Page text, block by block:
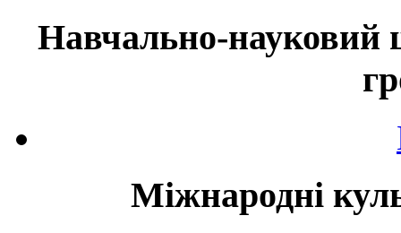
Навчально-науковий
Міжнародні